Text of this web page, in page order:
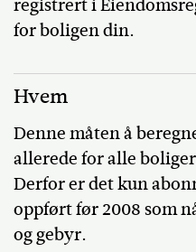
for boligen din.
Hvem
Denne måten å
allerede for alle
Derfor er det kun
oppført før 2008 som
og gebyr.